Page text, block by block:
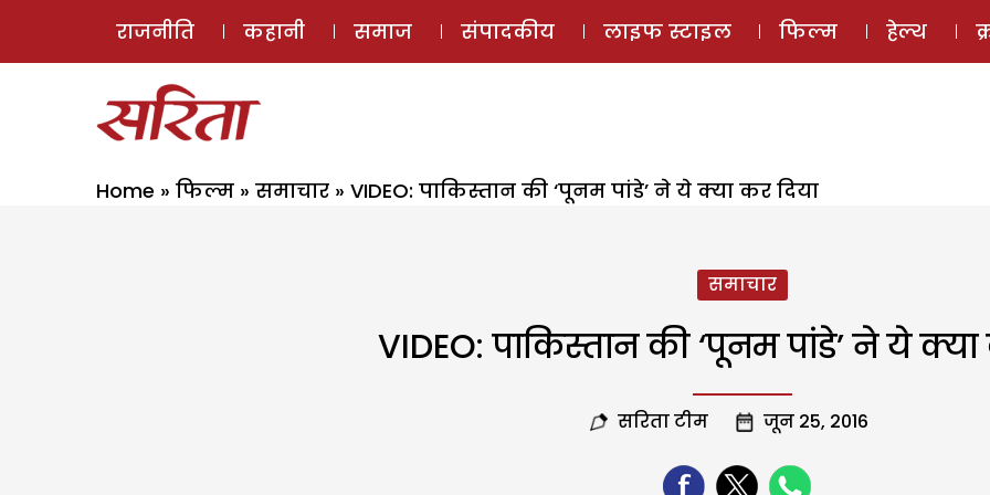
ई-मैगज़ीन
राजनीति कहानी समाज संपादकीय लाइफ स्टाइल फिल्म हेल्थ
Home » फिल्म » समाचार » VIDEO: पाकिस्तान की ‘पूनम पांडे’ ने ये क्या कर दिया
समाचार
VIDEO: पाकिस्तान की ‘पूनम पांडे’ ने ये क्या
सरिता टीम जून 25, 2016